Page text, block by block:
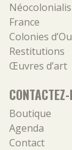
France
Colonies
Restitutions
Œuvres d’art
Boutique
Agenda
Contact